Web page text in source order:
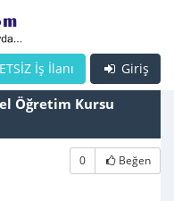
Giriş
İş İlanı
Öğretim Kursu
0 Beğen